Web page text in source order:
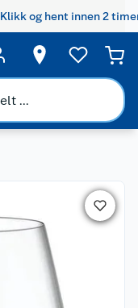
Klikk og hent innen 2